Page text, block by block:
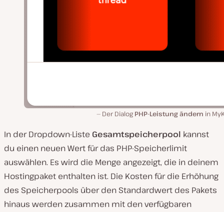
Der Dialog PHP-Leistung ändern in
In der Dropdown-Liste Gesamtspeicherpool kannst
du einen neuen Wert für das PHP-Speicherlimit
auswählen. Es wird die Menge angezeigt, die in deinem
Hostingpaket enthalten ist. Die Kosten für die Erhöhung
des Speicherpools über den Standardwert des Pakets
hinaus werden zusammen mit den verfügbaren